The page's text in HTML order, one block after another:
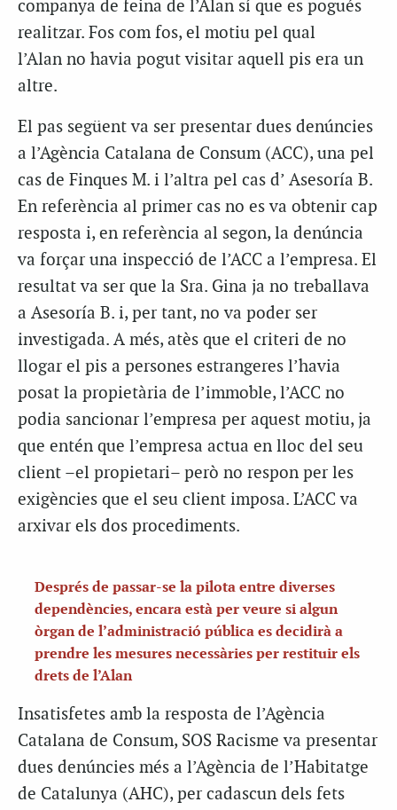
companya de feina de l’Alan sí que es pogués
realitzar. Fos com fos, el motiu pel qual
l’Alan no havia pogut visitar aquell pis era un
altre.
El pas següent va ser presentar dues denúncies
a l’Agència Catalana de Consum (ACC), una pel
cas de Finques M. i l’altra pel cas d’ Asesoría B.
En referència al primer cas no es va obtenir cap
resposta i, en referència al segon, la denúncia
va forçar una inspecció de l’ACC a l’empresa. El
resultat va ser que la Sra. Gina ja no treballava
a Asesoría B. i, per tant, no va poder ser
investigada. A més, atès que el criteri de no
llogar el pis a persones estrangeres l’havia
posat la propietària de l’immoble, l’ACC no
podia sancionar l’empresa per aquest motiu, ja
que entén que l’empresa actua en lloc del seu
client –el propietari– però no respon per les
exigències que el seu client imposa. L’ACC va
arxivar els dos procediments.
Després de passar-se la pilota entre diverses
dependències, encara està per veure si algun
òrgan de l’administració pública es decidirà a
prendre les mesures necessàries per restituir els
drets de l’Alan
Insatisfetes amb la resposta de l’Agència
Catalana de Consum, SOS Racisme va presentar
dues denúncies més a l’Agència de l’Habitatge
de Catalunya (AHC), per cadascun dels fets